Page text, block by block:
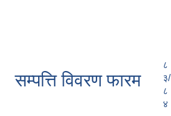
सम्पत्ति विवरण फारम
८
३/
८
४